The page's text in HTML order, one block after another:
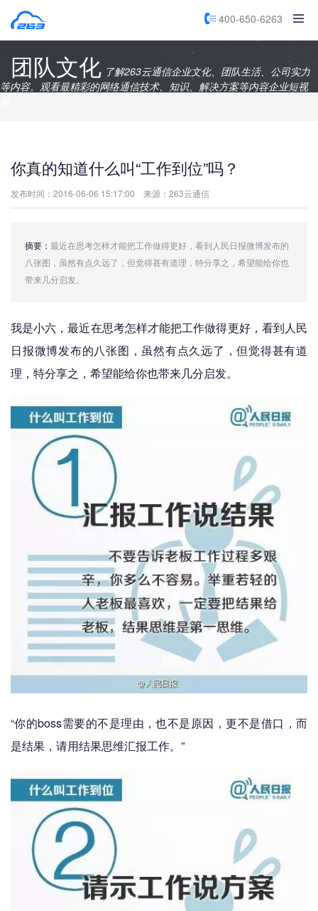
400-650-6263
团队文化 了解263云通信企业文化、团队生活、公司实力
等内容。观看最精彩的网络通信技术、知识、解决方案等内容企业短视
你真的知道什么叫“工作到位”吗？
发布时间：2016-06-06 15:17:00 来源：263云通信
摘要： 最近在思考怎样才能把工作做得更好，看到人民日报微博发布的
八张图，虽然有点久远了，但觉得甚有道理，特分享之，希望能给你也
带来几分启发。
我是小六，最近在思考怎样才能把工作做得更好，看到人民
日报微博发布的八张图，虽然有点久远了，但觉得甚有道
理，特分享之，希望能给你也带来几分启发。
“你的boss需要的不是理由，也不是原因，更不是借口，而
是结果，请用结果思维汇报工作。”